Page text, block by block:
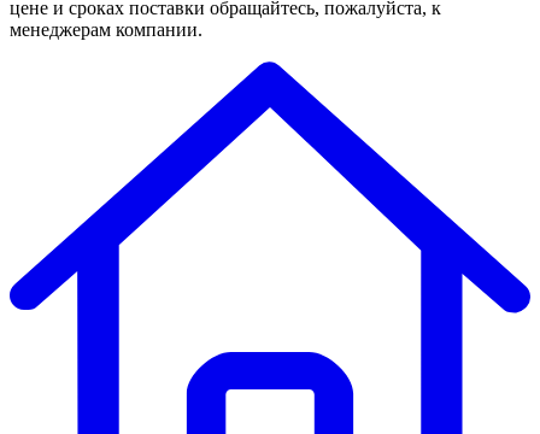
цене и сроках поставки обращайтесь, пожалуйста, к
менеджерам компании.